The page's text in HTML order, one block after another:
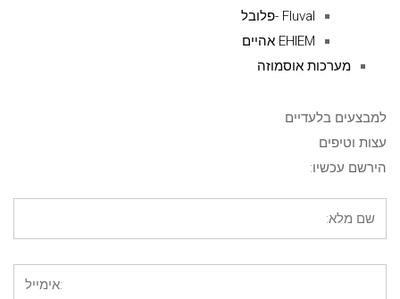
Fluval -פלובל
EHIEM אהיים
מערכות אוסמוזה
למבצעים בלעדיים
עצות וטיפים
הירשם עכשיו: